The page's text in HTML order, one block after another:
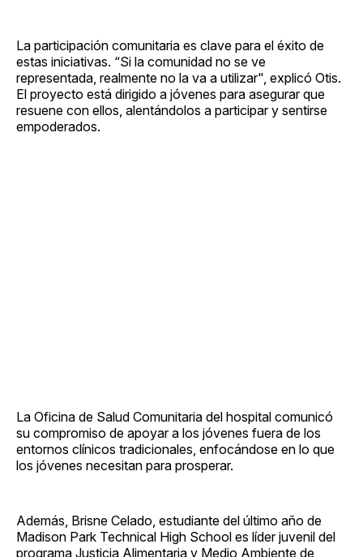
La participación comunitaria es clave para el éxito de
estas iniciativas. “Si la comunidad no se ve
representada, realmente no la va a utilizar", explicó Otis.
El proyecto está dirigido a jóvenes para asegurar que
resuene con ellos, alentándolos a participar y sentirse
empoderados.
La Oficina de Salud Comunitaria del hospital comunicó
su compromiso de apoyar a los jóvenes fuera de los
entornos clínicos tradicionales, enfocándose en lo que
los jóvenes necesitan para prosperar.
Además, Brisne Celado, estudiante del último año de
Madison Park Technical High School es líder juvenil del
programa Justicia Alimentaria y Medio Ambiente de